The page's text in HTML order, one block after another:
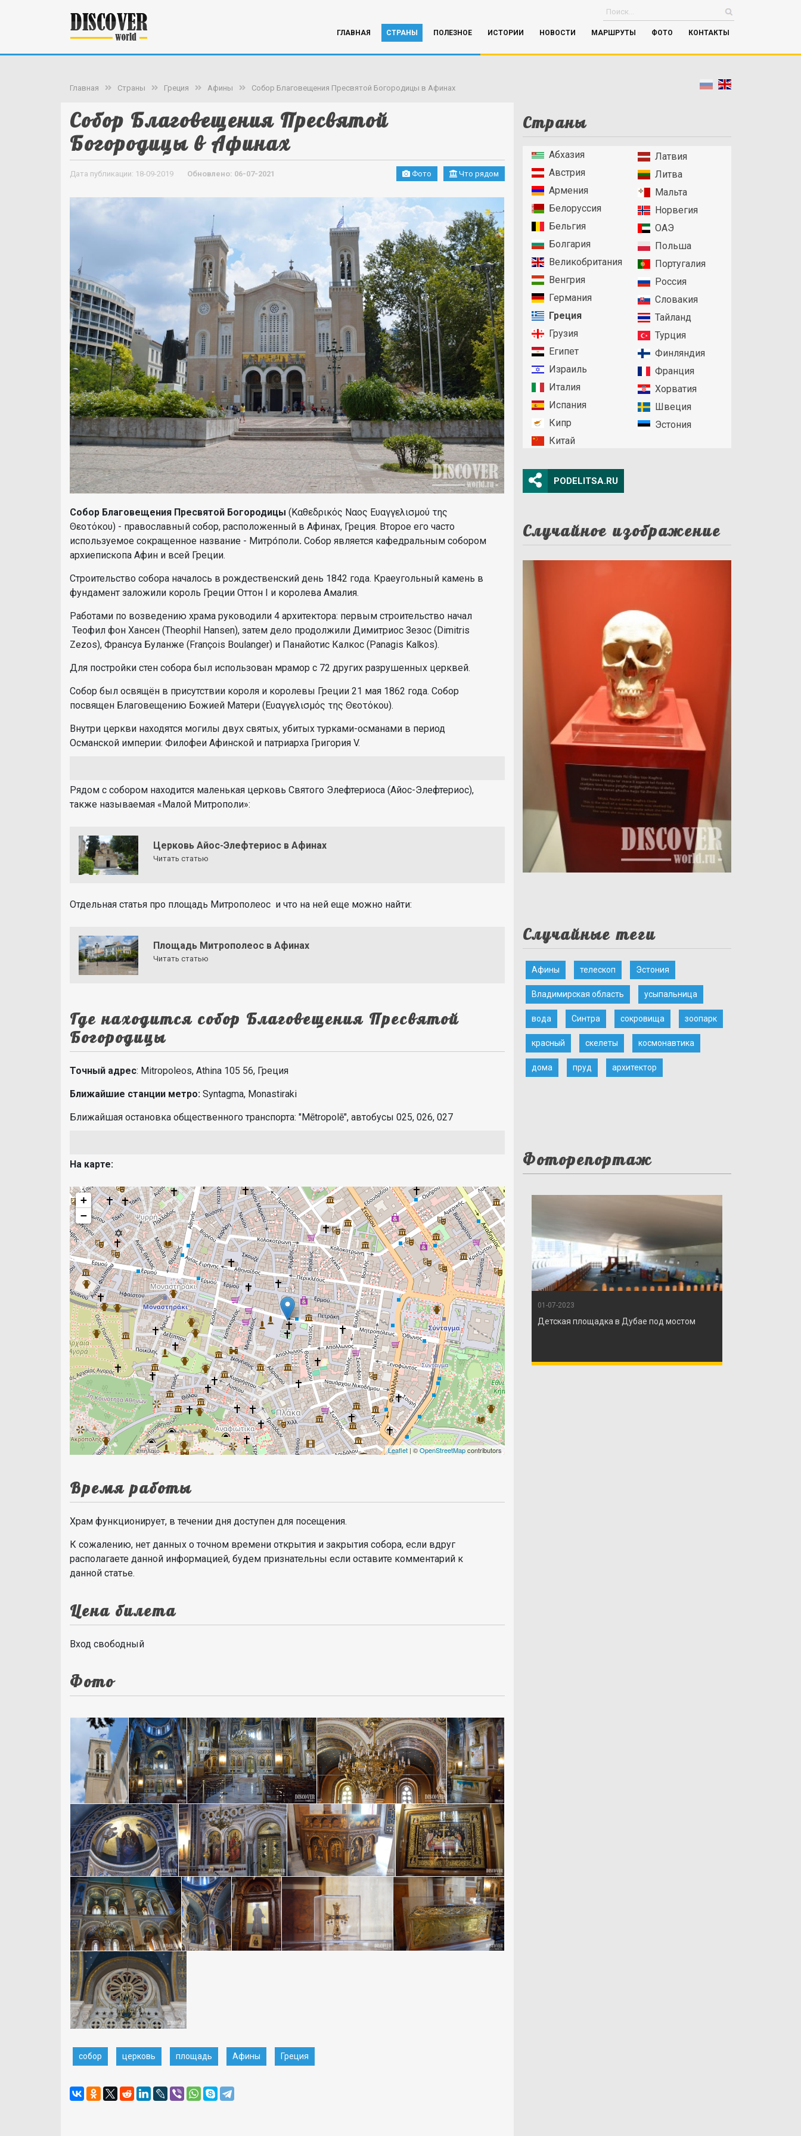
ГЛАВНАЯ СТРАНЫ ПОЛЕЗНОЕ ИСТОРИИ НОВОСТИ МАРШРУТЫ ФОТО КОНТАКТЫ
Главная Страны Греция Афины Собор Благовещения Пресвятой Богородицы в Афинах
Собор Благовещения Пресвятой
Богородицы в Афинах
Дата публикации: 18-09-2019 Обновлено: 06-07-2021 Фото Что рядом
Собор Благовещения Пресвятой Богородицы (Καθεδρικός Ναος Ευαγγελισμού της
Θεοτόκου) - православный собор, расположенный в Афинах, Греция. Второе его часто
используемое сокращенное название - Митро́поли. Собор является кафедральным собором
архиепископа Афин и всей Греции.
Строительство собора началось в рождественский день 1842 года. Краеугольный камень в
фундамент заложили король Греции Оттон I и королева Амалия.
Работами по возведению храма руководили 4 архитектора: первым строительство начал
Теофил фон Хансен (Theophil Hansen), затем дело продолжили Димитриос Зезос (Dimitris
Zezos), Франсуа Буланже (François Boulanger) и Панайотис Калкос (Panagis Kalkos).
Для постройки стен собора был использован мрамор с 72 других разрушенных церквей.
Собор был освящён в присутствии короля и королевы Греции 21 мая 1862 года. Собор
посвящен Благовещению Божией Матери (Ευαγγελισμός της Θεοτόκου).
Внутри церкви находятся могилы двух святых, убитых турками-османами в период
Османской империи: Филофеи Афинской и патриарха Григория V.
Рядом с собором находится маленькая церковь Святого Элефтериоса (Айос-Элефтериос),
также называемая «Малой Митрополи»:
Церковь Айос-Элефтериос в Афинах
Читать статью
Отдельная статья про площадь Митрополеос и что на ней еще можно найти:
Площадь Митрополеос в Афинах
Читать статью
Где находится собор Благовещения Пресвятой
Богородицы
Точный адрес: Mitropoleos, Athina 105 56, Греция
Ближайшие станции метро: Syntagma, Monastiraki
Ближайшая остановка общественного транспорта: "Mētropolē", автобусы 025, 026, 027
На карте:
+
−
Leaflet| ©OpenStreetMapcontributors
Время работы
Храм функционирует, в течении дня доступен для посещения.
К сожалению, нет данных о точном времени открытия и закрытия собора, если вдруг
располагаете данной информацией, будем признательны если оставите комментарий к
данной статье.
Цена билета
Вход свободный
Фото
собор церковь площадь Афины Греция
Страны
Абхазия
Австрия
Армения
Белоруссия
Бельгия
Болгария
Великобритания
Венгрия
Германия
Греция
Грузия
Египет
Израиль
Италия
Испания
Кипр
Китай
Латвия
Литва
Мальта
Норвегия
ОАЭ
Польша
Португалия
Россия
Словакия
Тайланд
Турция
Финляндия
Франция
Хорватия
Швеция
Эстония
PODELITSA.RU
Случайное изображение
Случайные теги
Афины телескоп Эстония
Владимирская область усыпальница
вода Синтра сокровища зоопарк
красный скелеты космонавтика
дома пруд архитектор
Фоторепортаж
01-07-2023
Детская площадка в Дубае под мостом